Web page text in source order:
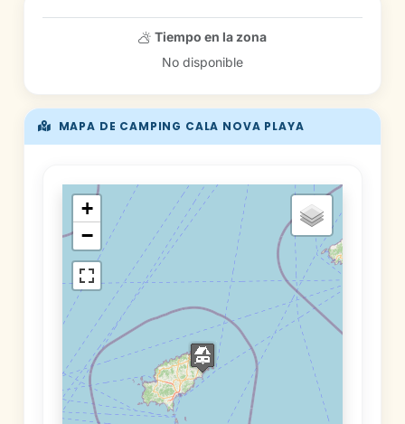
MAPA DE CAMPING CALA NOVA PLAYA
+
−
Tiempo en la zona
No disponible